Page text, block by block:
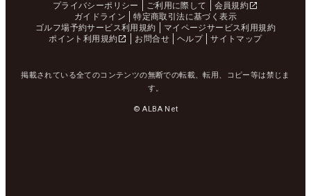
プライバシーポリシー
ご利用に際して
会員規約
ガイドライン
特定商取引法に基づく表示
ゴルフ場予約サービス利用規約
マイページサービス利用規約
ポイント利用規約
お問合せ ヘルプ サイトマップ
掲載されている全てのコンテンツの無断での転載、転用、コピー等は禁じま
す。
© ALBA Net